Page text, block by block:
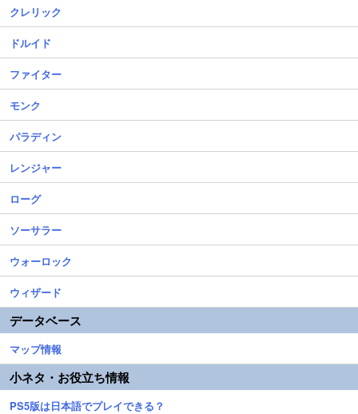
クレリック
ドルイド
ファイター
モンク
パラディン
レンジャー
ローグ
ソーサラー
ウォーロック
ウィザード
データベース
マップ情報
小ネタ・お役立ち情報
PS5版は日本語でプレイできる？